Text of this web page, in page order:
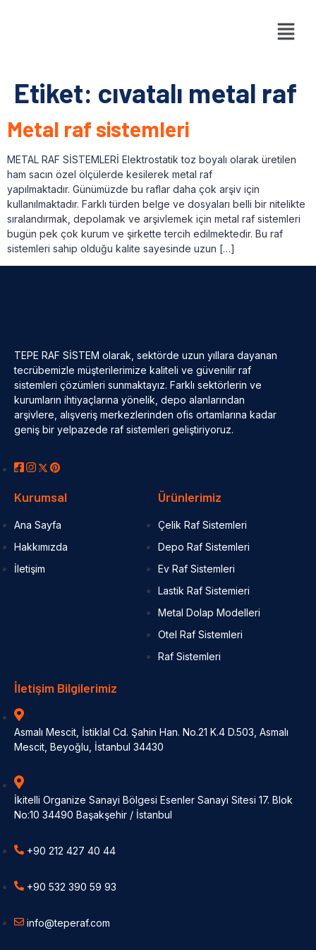
Etiket: cıvatalı metal raf
Metal raf sistemleri
METAL RAF SİSTEMLERİ Elektrostatik toz boyalı olarak üretilen
ham sacın özel ölçülerde kesilerek metal raf
yapılmaktadır. Günümüzde bu raflar daha çok arşiv için
kullanılmaktadır. Farklı türden belge ve dosyaları belli bir nitelikte
sıralandırmak, depolamak ve arşivlemek için metal raf sistemleri
bugün pek çok kurum ve şirkette tercih edilmektedir. Bu raf
sistemleri sahip olduğu kalite sayesinde uzun […]
TEPE RAF SİSTEM olarak, sektörde uzun yıllara dayanan
tecrübemizle müşterilerimize kaliteli ve güvenilir raf
sistemleri çözümleri sunmaktayız. Farklı sektörlerin ve
kurumların ihtiyaçlarına yönelik, depo alanlarından
arşivlere, alışveriş merkezlerinden ofis ortamlarına kadar
geniş bir yelpazede raf sistemleri geliştiriyoruz.
Kurumsal
Ana Sayfa
Hakkımızda
İletişim
Ürünlerimiz
Çelik Raf Sistemleri
Depo Raf Sistemleri
Ev Raf Sistemleri
Lastik Raf Sistemieri
Metal Dolap Modelleri
Otel Raf Sistemleri
Raf Sistemleri
İletişim Bilgilerimiz
Asmalı Mescit, İstiklal Cd. Şahin Han. No.21 K.4 D.503, Asmalı
Mescit, Beyoğlu, İstanbul 34430
İkitelli Organize Sanayi Bölgesi Esenler Sanayi Sitesi 17. Blok
No:10 34490 Başakşehir / İstanbul
+90 212 427 40 44
+90 532 390 59 93
info@teperaf.com